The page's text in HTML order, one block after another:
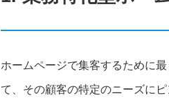
ホームページで集客するために
て、その顧客の特定のニーズに